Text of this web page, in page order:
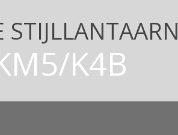
STIJLLANTAARN
K4B